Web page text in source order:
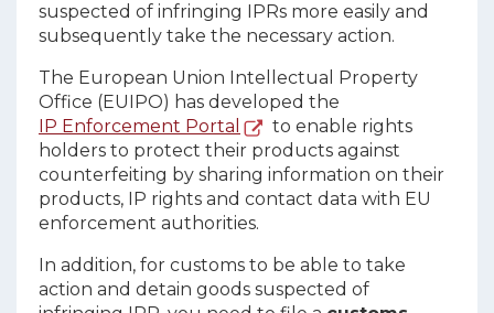
suspected of infringing IPRs more easily and
subsequently take the necessary action.
The European Union Intellectual Property
Office (EUIPO) has developed the
IP Enforcement Portal
to enable rights
holders to protect their products against
counterfeiting by sharing information on their
products, IP rights and contact data with EU
enforcement authorities.
In addition, for customs to be able to take
action and detain goods suspected of